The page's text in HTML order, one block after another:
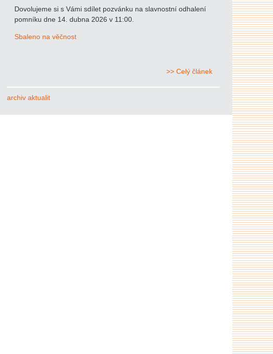
Dovolujeme si s Vámi sdílet pozvánku na slavnostní odhalení
pomníku dne 14. dubna 2026 v 11:00.
Sbaleno na věčnost
>> Celý článek
archiv aktualit